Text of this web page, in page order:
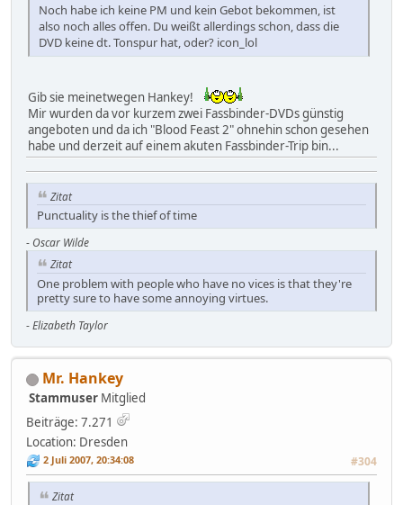
Noch habe ich keine PM und kein Gebot bekommen, ist
also noch alles offen. Du weißt allerdings schon, dass die
DVD keine dt. Tonspur hat, oder? icon_lol
Gib sie meinetwegen Hankey!
Mir wurden da vor kurzem zwei Fassbinder-DVDs günstig
angeboten und da ich "Blood Feast 2" ohnehin schon gesehen
habe und derzeit auf einem akuten Fassbinder-Trip bin...
Zitat
Punctuality is the thief of time
- Oscar Wilde
Zitat
One problem with people who have no vices is that they're
pretty sure to have some annoying virtues.
-Elizabeth Taylor
Mr. Hankey
Stammuser Mitglied
Beiträge: 7.271
Location: Dresden
2 Juli 2007, 20:34:08 #304
Zitat